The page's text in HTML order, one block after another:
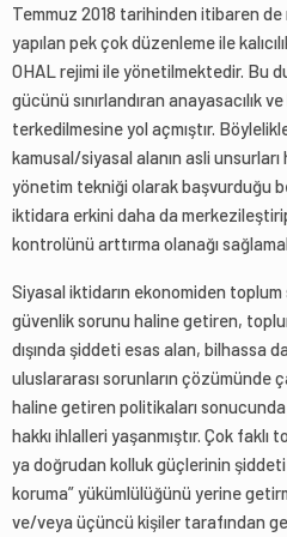
Temmuz 2018 tarihinden itibaren de
yapılan pek çok düzenleme ile
OHAL rejimi ile yönetilmektedir. Bu
gücünü sınırlandıran anayasacılık
terkedilmesine yol açmıştır.
kamusal/siyasal alanın asli
yönetim tekniği olarak başvurduğu
iktidara erkini daha da
kontrolünü arttırma olanağı
Siyasal iktidarın ekonomiden toplum
güvenlik sorunu haline getiren,
dışında şiddeti esas alan, bilhassa
uluslararası sorunların çözümünde
haline getiren politikaları sonucunda
hakkı ihlalleri yaşanmıştır. Çok
ya doğrudan kolluk güçlerinin
koruma” yükümlülüğünü yerine
ve/veya üçüncü kişiler tarafından